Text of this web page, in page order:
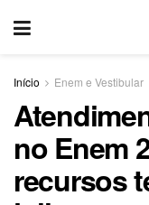
Início Enem e Vestibular
no Enem
recursos